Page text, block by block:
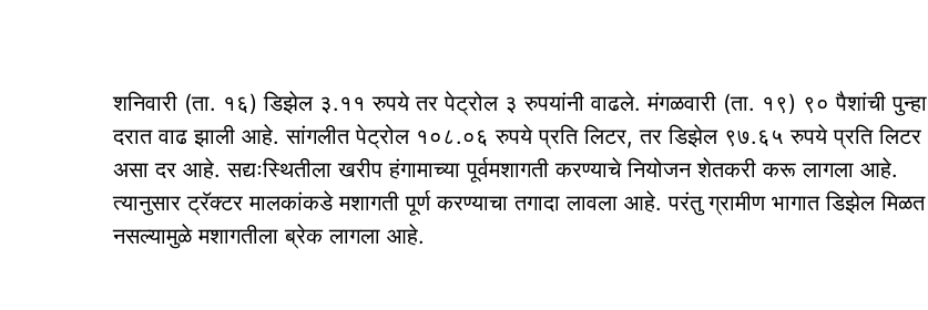
शनिवारी (ता. १६) डिझेल ३.११ रुपये तर पेट्रोल ३ रुपयांनी वाढले. मंगळवारी (ता. १९) ९० पैशांची पुन्हा
दरात वाढ झाली आहे. सांगलीत पेट्रोल १०८.०६ रुपये प्रति लिटर, तर डिझेल ९७.६५ रुपये प्रति लिटर
असा दर आहे. सद्यःस्थितीला खरीप हंगामाच्या पूर्वमशागती करण्याचे नियोजन शेतकरी करू लागला आहे.
त्यानुसार ट्रॅक्टर मालकांकडे मशागती पूर्ण करण्याचा तगादा लावला आहे. परंतु ग्रामीण भागात डिझेल मिळत
नसल्यामुळे मशागतीला ब्रेक लागला आहे.